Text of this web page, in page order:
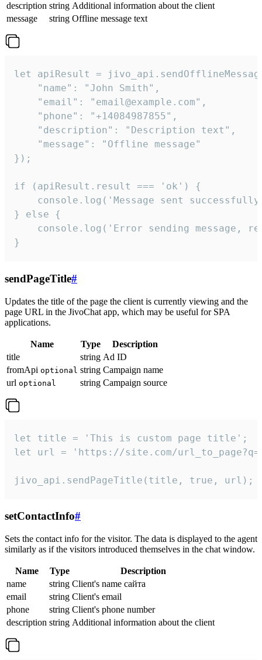
description string Additional information about the client
message
string Offline message text
let apiResult =
    "name": "John Smith",
    "email": "email@example.com",
    "phone": "+14084987855",
    "description": "Description text",
    "message": "Offline message"
});
if (apiResult.result === 'ok') {
console.log('Message sent
} else {
console.log('Error sending message,
}
sendPageTitle#
Updates the title of the page the client is currently viewing and the
page URL in the JivoChat app, which may be useful for SPA
applications.
Name Type
Description
title
string Ad ID
fromApi optional string Campaign name
url optional string Campaign source
let title = 'This is custom page title';
let url = 'https://site.com/
jivo_api.sendPageTitle(title, true, url);
setContactInfo#
Sets the contact info for the visitor. The data is displayed to the agent
similarly as if the visitors introduced themselves in the chat window.
Name Type
Description
name
string Client's name сайта
email
string Client's email
phone
string Client's phone number
description string Additional information about the client